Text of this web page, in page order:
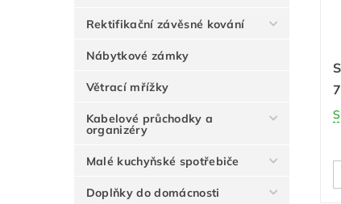
Rektifikační závěsné kování
Nábytkové zámky
Větrací mřížky
Kabelové průchodky a
organizéry
Malé kuchyňské spotřebiče
Doplňky do domácnosti